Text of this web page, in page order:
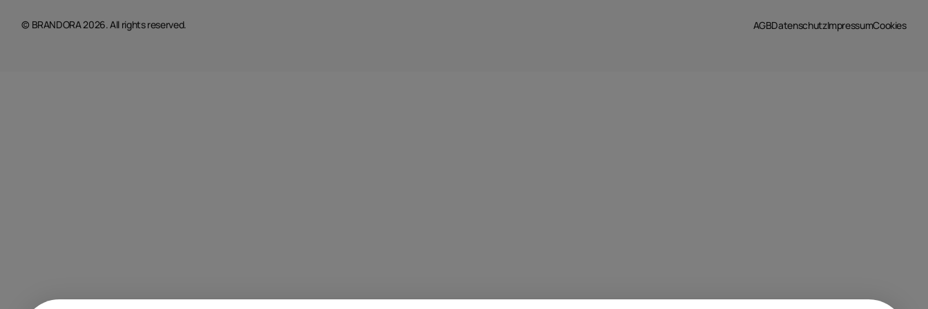
© BRANDORA 2026. All rights reserved. AGBDatenschutzImpressumCookies